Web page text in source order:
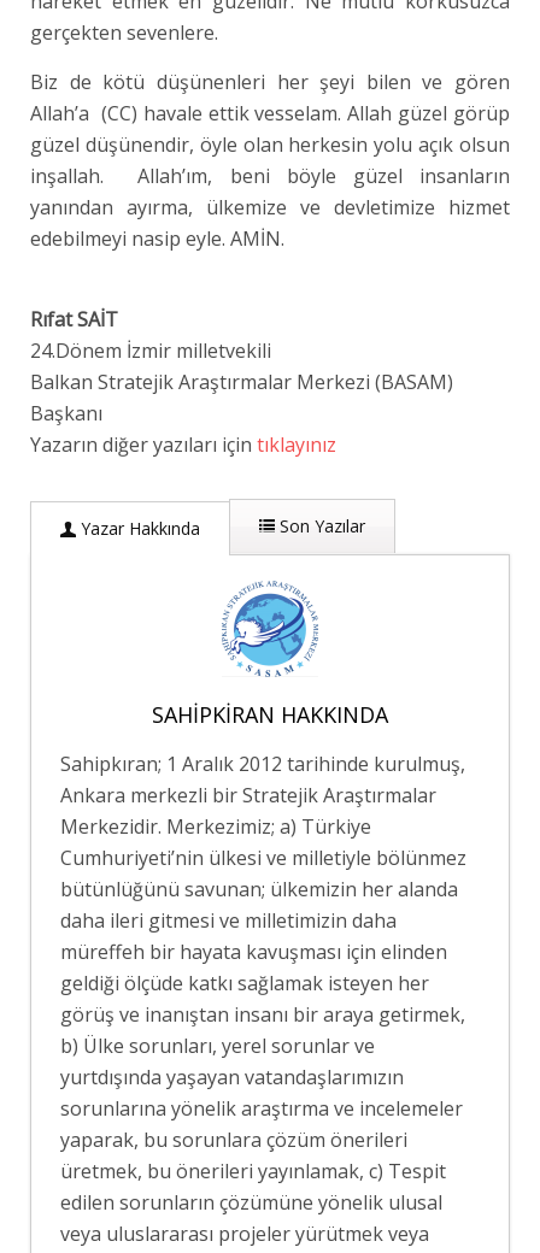
gerçekten sevenlere.
Biz de kötü düşünenleri her şeyi bilen ve gören
Allah’a (CC) havale ettik vesselam. Allah güzel görüp
güzel düşünendir, öyle olan herkesin yolu açık olsun
inşallah. Allah’ım, beni böyle güzel insanların
yanından ayırma, ülkemize ve devletimize hizmet
edebilmeyi nasip eyle. AMİN.
Rıfat SAİT
24.Dönem İzmir milletvekili
Balkan Stratejik Araştırmalar Merkezi (BASAM)
Başkanı
Yazarın diğer yazıları için tıklayınız
Yazar Hakkında Son Yazılar
SAHIPKIRAN HAKKINDA
Sahipkıran; 1 Aralık 2012 tarihinde kurulmuş,
Ankara merkezli bir Stratejik Araştırmalar
Merkezidir. Merkezimiz; a) Türkiye
Cumhuriyeti’nin ülkesi ve milletiyle bölünmez
bütünlüğünü savunan; ülkemizin her alanda
daha ileri gitmesi ve milletimizin daha
müreffeh bir hayata kavuşması için elinden
geldiği ölçüde katkı sağlamak isteyen her
görüş ve inanıştan insanı bir araya getirmek,
b) Ülke sorunları, yerel sorunlar ve
yurtdışında yaşayan vatandaşlarımızın
sorunlarına yönelik araştırma ve incelemeler
yaparak, bu sorunlara çözüm önerileri
üretmek, bu önerileri yayınlamak, c) Tespit
edilen sorunların çözümüne yönelik ulusal
veya uluslararası projeler yürütmek veya